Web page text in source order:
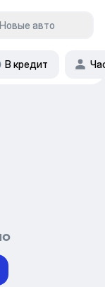
Новые авто
В кредит